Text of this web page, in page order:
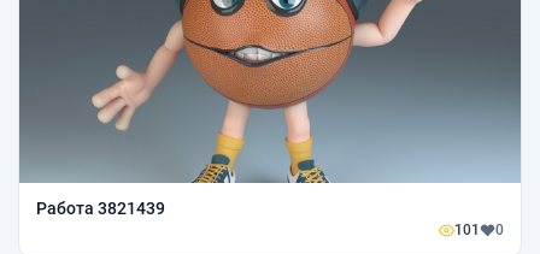
Работа 3821439
101 0